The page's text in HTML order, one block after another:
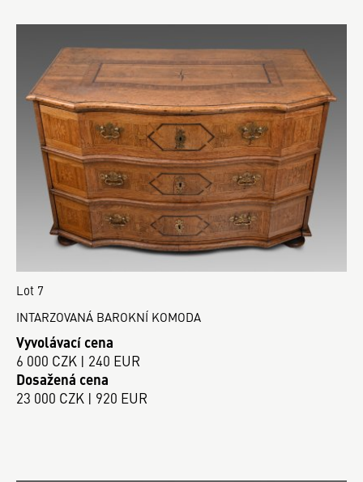
Lot 7
INTARZOVANÁ BAROKNÍ KOMODA
Vyvolávací cena
6 000 CZK | 240 EUR
Dosažená cena
23 000 CZK | 920 EUR